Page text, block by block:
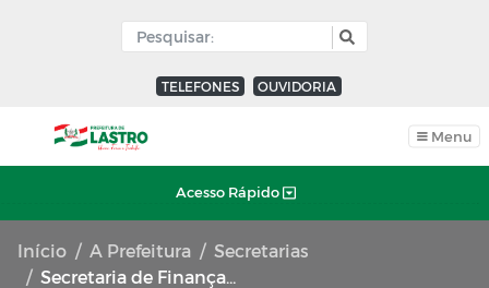
TELEFONES OUVIDORIA
Menu
Acesso Rápido
Início A Prefeitura
Secretarias
Secretaria de Finanças e Orçamentos Públicos